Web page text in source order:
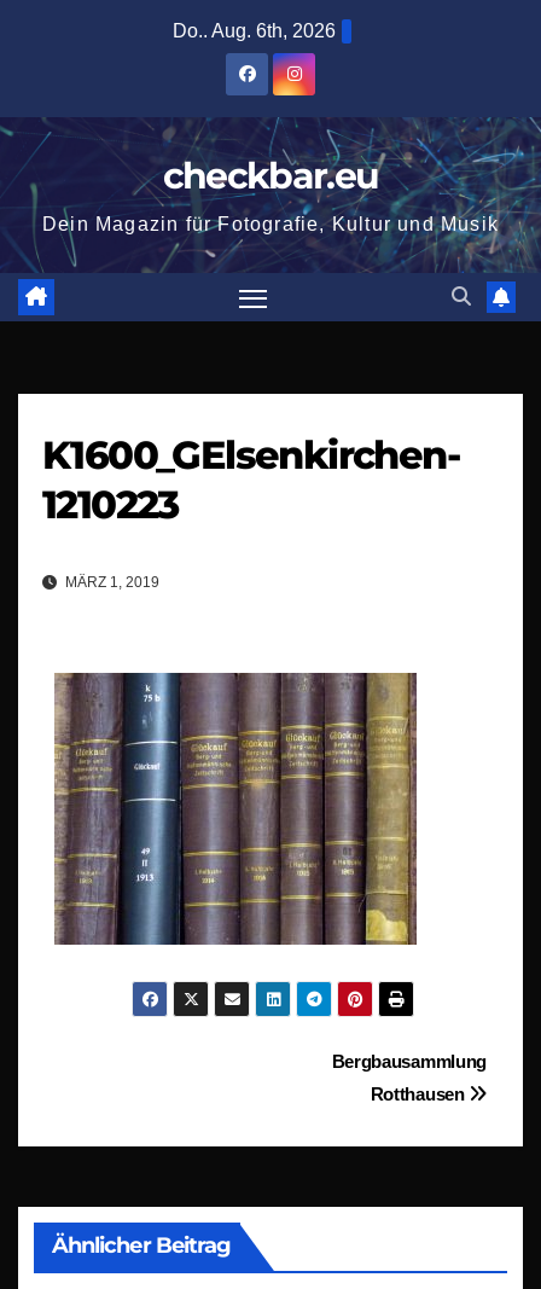
Do.. Aug. 6th, 2026
checkbar.eu
Dein Magazin für Fotografie, Kultur und Musik
K1600_GElsenkirchen-
1210223
MÄRZ 1, 2019
BeitragsnavigationBergbausammlung
Rotthausen
Ähnlicher Beitrag